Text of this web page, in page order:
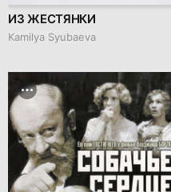
ИЗ ЖЕСТЯНКИ
Kamilya Syubaeva